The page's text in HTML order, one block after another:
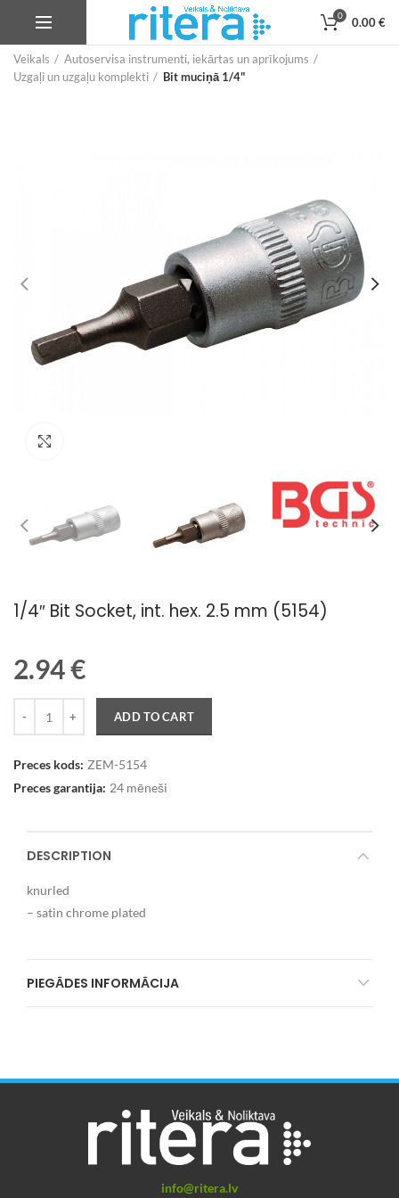
0 0.00€
Veikals
Autoservisa instrumenti, iekārtas un aprīkojums
Uzgaļi un uzgaļu komplekti
Bit muciņā 1/4"
1/4″ Bit Socket, int. hex. 2.5 mm (5154)
2.94€
ADD TO CART
Preces kods: ZEM-5154
Preces garantija: 24 mēneši
DESCRIPTION
knurled
– satin chrome plated
PIEGĀDES INFORMĀCIJA
info@ritera.lv